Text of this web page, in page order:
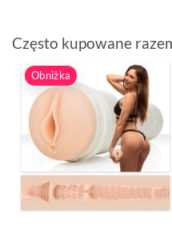
Często kupowane
Obniżka